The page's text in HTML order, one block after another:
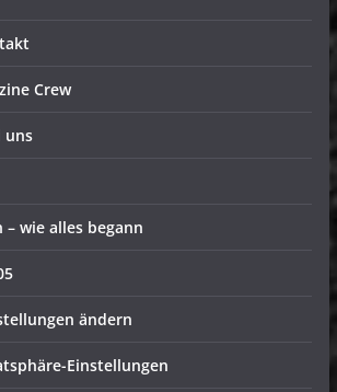
Crew
uns
– wie alles begann
ändern
Einstellungen